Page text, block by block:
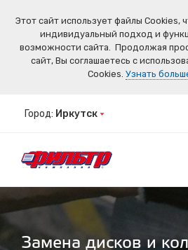
Этот сайт использует файлы Cookies,
индивидуальный подход и
возможности сайта. Продолжая
сайт, Вы соглашаетесь с
Cookies. Узнать
Город: Иркутск
Замена дисков и